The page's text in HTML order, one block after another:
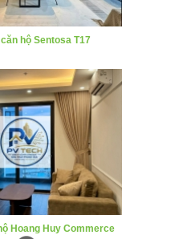
Hoang Huy Commerce
căn hộ The Minato